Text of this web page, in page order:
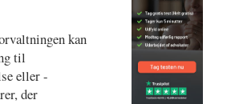
kan
til
eller -
der